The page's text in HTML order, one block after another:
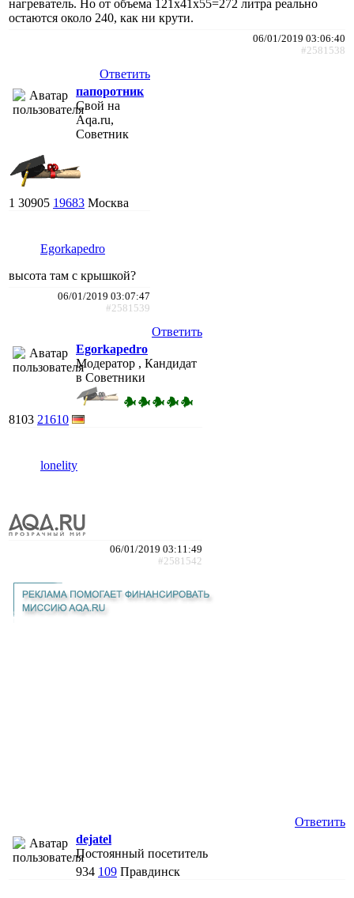
нагреватель. Но от объема 121х41х55=272 литра реально
остаются около 240, как ни крути.
06/01/2019 03:06:40
#2581538
Ответить
папоротник
Свой на
Aqa.ru,
Советник
1 30905 19683 Москва
Egorkapedro
высота там с крышкой?
06/01/2019 03:07:47
#2581539
Ответить
Egorkapedro
Модератор , Кандидат
в Советники
8103 21610
lonelity
06/01/2019 03:11:49
#2581542
Ответить
dejatel
Постоянный посетитель
934 109 Правдинск